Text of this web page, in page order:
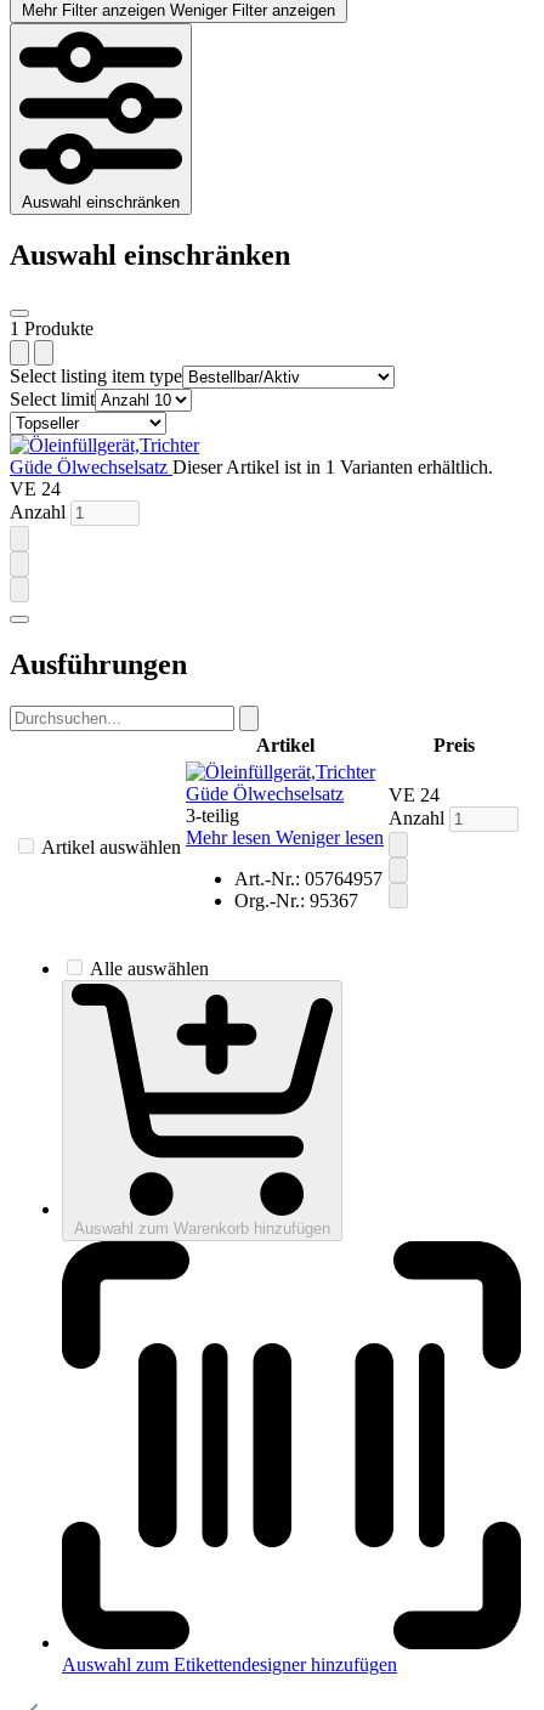
Mehr Filter anzeigen Weniger Filter anzeigen
Auswahl einschränken
Auswahl einschränken
1 Produkte
Select listing item type
Select limit
Güde Ölwechselsatz Dieser Artikel ist in 1 Varianten erhältlich.
VE 24
Anzahl
Ausführungen
Artikel Preis
Artikel auswählen
Güde Ölwechselsatz
3-teilig
Mehr lesen Weniger lesen
Art.-Nr.: 05764957
Org.-Nr.: 95367
VE 24
Anzahl
Alle auswählen
Auswahl zum Warenkorb hinzufügen
Auswahl zum Etikettendesigner hinzufügen